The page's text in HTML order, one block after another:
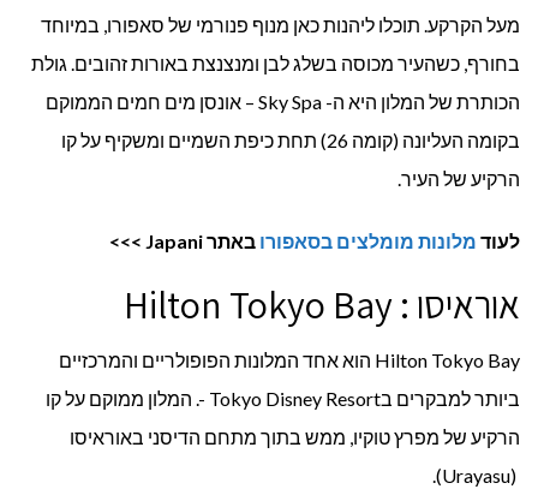
מעל הקרקע. תוכלו ליהנות כאן מנוף פנורמי של סאפורו, במיוחד
בחורף, כשהעיר מכוסה בשלג לבן ומנצנצת באורות זהובים. גולת
הכותרת של המלון היא ה- Sky Spa – אונסן מים חמים הממוקם
בקומה העליונה (קומה 26) תחת כיפת השמיים ומשקיף על קו
הרקיע של העיר.
לעוד מלונות מומלצים בסאפורו באתר >>>
אוראיסו : Hilton Tokyo Bay
Hilton Tokyo Bay הוא אחד המלונות הפופולריים והמרכזיים
ביותר למבקרים בTokyo Disney Resort -. המלון ממוקם על קו
הרקיע של מפרץ טוקיו, ממש בתוך מתחם הדיסני באוראיסו
(Urayasu).